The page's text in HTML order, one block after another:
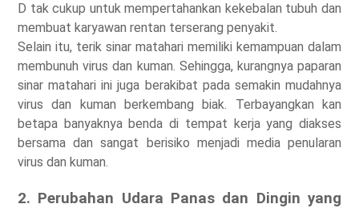
D tak cukup untuk mempertahankan kekebalan tubuh dan
membuat karyawan rentan terserang penyakit.
Selain itu, terik sinar matahari memiliki kemampuan dalam
membunuh virus dan kuman. Sehingga, kurangnya paparan
sinar matahari ini juga berakibat pada semakin mudahnya
virus dan kuman berkembang biak. Terbayangkan kan
betapa banyaknya benda di tempat kerja yang diakses
bersama dan sangat berisiko menjadi media penularan
virus dan kuman.
2. Perubahan Udara Panas dan Dingin yang